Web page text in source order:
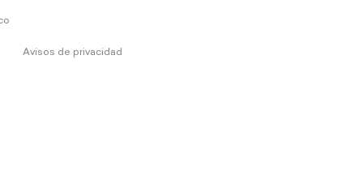
Avisos de privacidad